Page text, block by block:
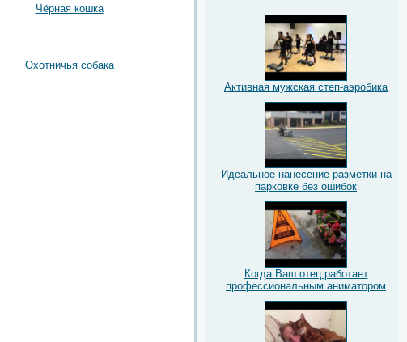
Чёрная кошка
Охотничья собака
Активная мужская степ-аэробика
Идеальное нанесение разметки на
парковке без ошибок
Когда Ваш отец работает
профессиональным аниматором